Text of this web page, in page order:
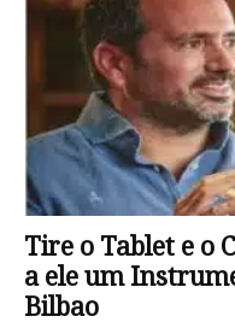
Tire o Tablet e o
a ele um
Bilbao